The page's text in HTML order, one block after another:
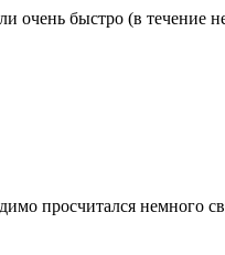
быстро (в течение
просчитался немного